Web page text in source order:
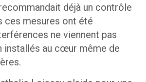
déjà un contrôle
ces mesures ont été
ne viennent pas
installés au cœur même de